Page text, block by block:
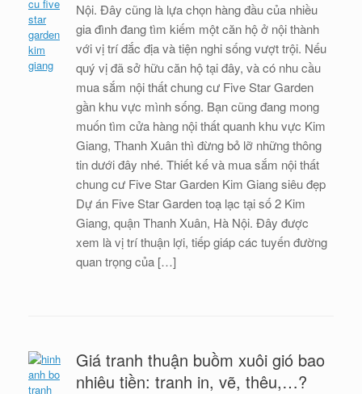
Nội. Đây cũng là lựa chọn hàng đầu của nhiều
gia đình đang tìm kiếm một căn hộ ở nội thành
với vị trí đắc địa và tiện nghi sống vượt trội. Nếu
quý vị đã sở hữu căn hộ tại đây, và có nhu cầu
mua sắm nội thất chung cư Five Star Garden
gần khu vực mình sống. Bạn cũng đang mong
muốn tìm cửa hàng nội thất quanh khu vực Kim
Giang, Thanh Xuân thì đừng bỏ lỡ những thông
tin dưới đây nhé. Thiết kế và mua sắm nội thất
chung cư Five Star Garden Kim Giang siêu đẹp
Dự án Five Star Garden toạ lạc tại số 2 Kim
Giang, quận Thanh Xuân, Hà Nội. Đây được
xem là vị trí thuận lợi, tiếp giáp các tuyến đường
quan trọng của […]
Giá tranh thuận buồm xuôi gió bao
nhiêu tiền: tranh in, vẽ, thêu,…?